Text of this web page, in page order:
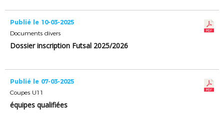
Publié le 10-03-2025
Documents divers
Dossier inscription Futsal 2025/2026
Publié le 07-03-2025
Coupes U11
équipes qualifiées